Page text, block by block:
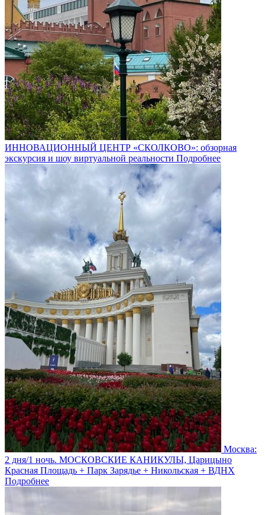
ИННОВАЦИОННЫЙ ЦЕНТР «СКОЛКОВО»: обзорная
экскурсия и шоу виртуальной реальности Подробнее
Москва:
2 дня/1 ночь. МОСКОВСКИЕ КАНИКУЛЫ, Царицыно
Красная Площадь + Парк Зарядье + Никольская + ВДНХ
Подробнее